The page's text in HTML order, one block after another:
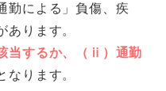
勤による」負傷、疾
あります。
当するか、（ⅱ）通勤
なります。